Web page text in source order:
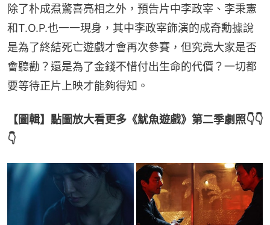
除了朴成焄驚喜亮相之外，預告片中李政宰、李秉憲
和T.O.P.也一一現身，其中李政宰飾演的成奇勳據說
是為了終結死亡遊戲才會再次參賽，但究竟大家是否
會聽勸？還是為了金錢不惜付出生命的代價？一切都
要等待正片上映才能夠得知。
【圖輯】點圖放大看更多《魷魚遊戲》第二季劇照👇👇
👇